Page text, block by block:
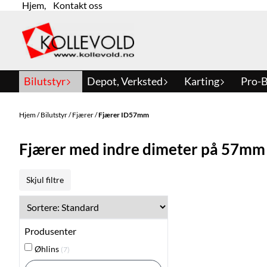
Hopp til innhold
Hjem, Kontakt oss
Bilutstyr Depot, Verksted Karting Pro-
Hjem/Bilutstyr/Fjærer/Fjærer ID57mm
Fjærer med indre dimeter på 57mm
Skjul filtre
Produsenter
Øhlins (7)